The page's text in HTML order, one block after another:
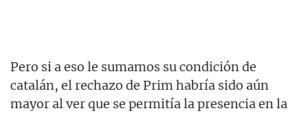
Pero si a eso le sumamos su condición de
catalán, el rechazo de Prim habría sido aún
mayor al ver que se permitía la presencia en la